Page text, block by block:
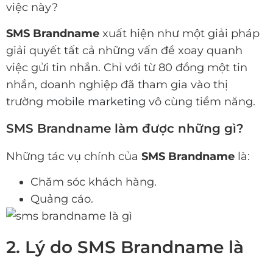
việc này?
SMS Brandname xuất hiện như một giải pháp
giải quyết tất cả những vấn đề xoay quanh
việc gửi tin nhắn. Chỉ với từ 80 đồng một tin
nhắn, doanh nghiệp đã tham gia vào thị
trường mobile marketing vô cùng tiềm năng.
SMS Brandname làm được những gì?
Những tác vụ chính của SMS Brandname là:
Chăm sóc khách hàng.
Quảng cáo.
2. Lý do SMS Brandname là